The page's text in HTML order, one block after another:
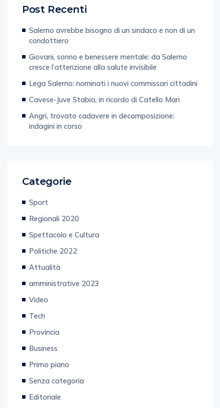
Post Recenti
Salerno avrebbe bisogno di un sindaco e non di un
condottiero
Giovani, sonno e benessere mentale: da Salerno
cresce l’attenzione alla salute invisibile
Lega Salerno: nominati i nuovi commissari cittadini
Cavese-Juve Stabia, in ricordo di Catello Mari
Angri, trovato cadavere in decomposizione:
indagini in corso
Categorie
Sport
Regionali 2020
Spettacolo e Cultura
Politiche 2022
Attualità
amministrative 2023
Video
Tech
Provincia
Business
Primo piano
Senza categoria
Editoriale